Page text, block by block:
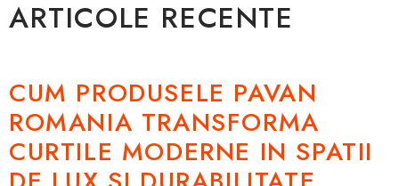
ARTICOLE RECENTE
CUM PRODUSELE PAVAN
ROMANIA TRANSFORMA
CURTILE MODERNE IN SPATII